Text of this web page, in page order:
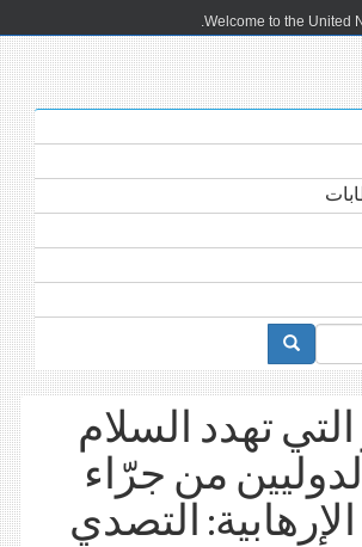
Welcome to the United
التي تهدد السلام
من جرّاء
الإرهابية: التصدي